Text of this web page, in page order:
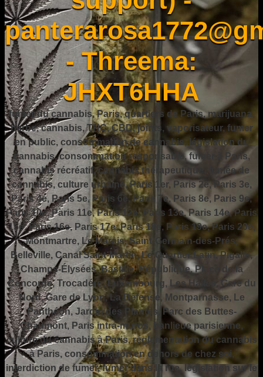
- Threema:
JHXT6HHA
fumer du cannabis, Paris, quartiers de Paris, marijuana,
herbe, cannabis, THC, CBD, joints, vaporisateur, fumer
en public, consommation de cannabis, législation du
cannabis, consommation responsable, fumer à Paris,
cannabis récréatif, cannabis thérapeutique, fumée de
cannabis, culture urbaine, Paris 1er, Paris 2e, Paris 3e,
Paris 4e, Paris 5e, Paris 6e, Paris 7e, Paris 8e, Paris 9e,
Paris 10e, Paris 11e, Paris 12e, Paris 13e, Paris 14e, Paris
15e, Paris 16e, Paris 17e, Paris 18e, Paris 19e, Paris 20e,
Montmartre, Le Marais, Saint-Germain-des-Prés,
Belleville, Canal Saint-Martin, Le Quartier Latin, Pigalle,
Champs-Élysées, Bastille, République, Place de la
Concorde, Trocadéro, Luxembourg, Les Halles, Gare du
Nord, Gare de Lyon, La Défense, Montparnasse, Le
Panthéon, Jardin des Plantes, Parc des Buttes-
Chaumont, Paris intra-muros, banlieue parisienne,
culture du cannabis à Paris, réglementation du cannabis
à Paris, consommation en dehors de chez soi,
interdiction de fumer, fumer dans la rue, législation sur le